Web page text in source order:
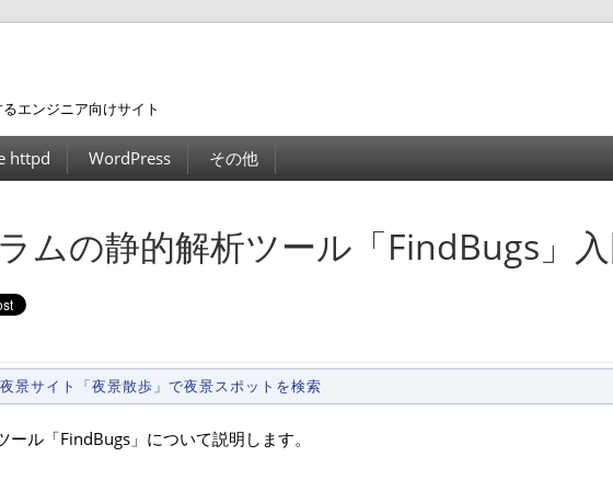
エンジニア向けサイト
httpd WordPress その他
ムの静的解析ツール「FindBugs」
景サイト「夜景散歩」で夜景スポットを検索
ル「FindBugs」について説明します。